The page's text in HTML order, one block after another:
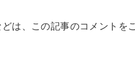
は、この記事のコメントを